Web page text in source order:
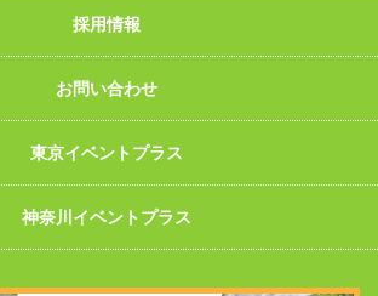
採用情報
お問い合わせ
東京イベントプラス
神奈川イベントプラス